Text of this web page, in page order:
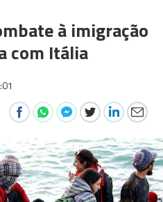
à imigração
com Itália